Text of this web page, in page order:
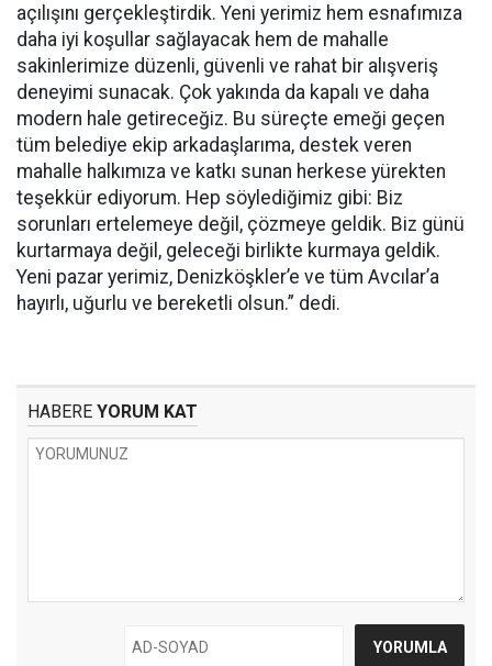
açılışını gerçekleştirdik. Yeni yerimiz hem esnafımıza
daha iyi koşullar sağlayacak hem de mahalle
sakinlerimize düzenli, güvenli ve rahat bir alışveriş
deneyimi sunacak. Çok yakında da kapalı ve daha
modern hale getireceğiz. Bu süreçte emeği geçen
tüm belediye ekip arkadaşlarıma, destek veren
mahalle halkımıza ve katkı sunan herkese yürekten
teşekkür ediyorum. Hep söylediğimiz gibi: Biz
sorunları ertelemeye değil, çözmeye geldik. Biz günü
kurtarmaya değil, geleceği birlikte kurmaya geldik.
Yeni pazar yerimiz, Denizköşkler’e ve tüm Avcılar’a
hayırlı, uğurlu ve bereketli olsun.” dedi.
HABERE YORUM KAT